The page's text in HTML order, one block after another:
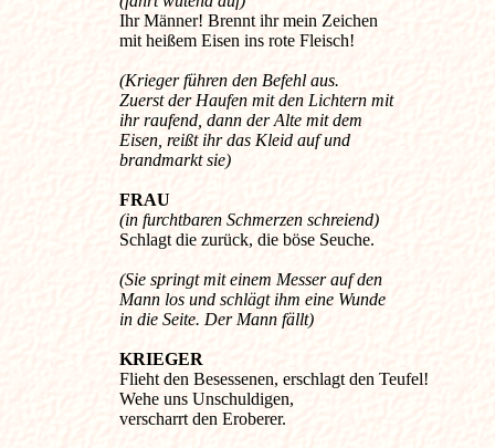
Ihr Männer! Brennt ihr mein Zeichen
mit heißem Eisen ins rote Fleisch!
(Krieger führen den Befehl aus.
Zuerst der Haufen mit den Lichtern mit
ihr raufend, dann der Alte mit dem
Eisen, reißt ihr das Kleid auf und
brandmarkt sie)
FRAU
(in furchtbaren Schmerzen schreiend)
Schlagt die zurück, die böse Seuche.
(Sie springt mit einem Messer auf den
Mann los und schlägt ihm eine Wunde
in die Seite. Der Mann fällt)
KRIEGER
Flieht den Besessenen, erschlagt den Teufel!
Wehe uns Unschuldigen,
verscharrt den Eroberer.